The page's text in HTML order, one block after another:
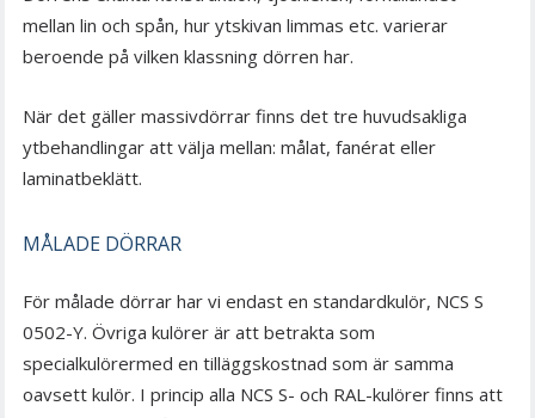
mellan lin och spån, hur ytskivan limmas etc. varierar
beroende på vilken klassning dörren har.
När det gäller massivdörrar finns det tre huvudsakliga
ytbehandlingar att välja mellan: målat, fanérat eller
laminatbeklätt.
MÅLADE DÖRRAR
För målade dörrar har vi endast en standardkulör, NCS S
0502-Y. Övriga kulörer är att betrakta som
specialkulörermed en tilläggskostnad som är samma
oavsett kulör. I princip alla NCS S- och RAL-kulörer finns att